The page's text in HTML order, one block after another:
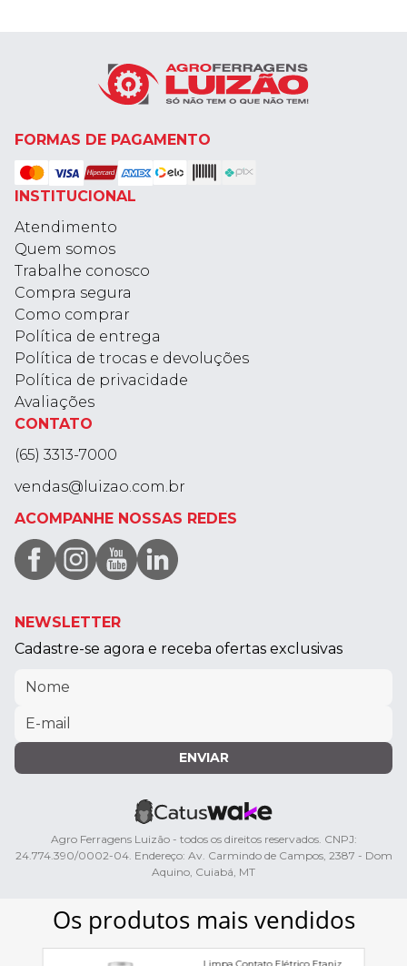
FORMAS DE PAGAMENTO
INSTITUCIONAL
Atendimento
Quem somos
Trabalhe conosco
Compra segura
Como comprar
Política de entrega
Política de trocas e devoluções
Política de privacidade
Avaliações
CONTATO
(65) 3313-7000
vendas@luizao.com.br
ACOMPANHE NOSSAS REDES
NEWSLETTER
Cadastre-se agora e receba ofertas exclusivas
ENVIAR
Agro Ferragens Luizão - todos os direitos reservados. CNPJ:
24.774.390/0002-04. Endereço: Av. Carmindo de Campos, 2387 - Dom
Aquino, Cuiabá, MT